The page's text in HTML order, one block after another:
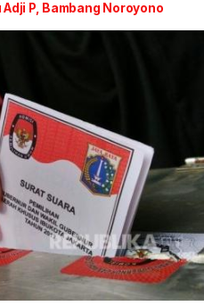
Adji P, Bambang Noroyono